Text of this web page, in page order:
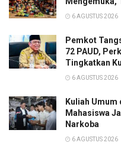
6 AGUSTUS 2026
Pemkot
72 PAUD,
Tingkatkan
6 AGUSTUS 2026
Kuliah Umum
Mahasiswa
Narkoba
6 AGUSTUS 2026